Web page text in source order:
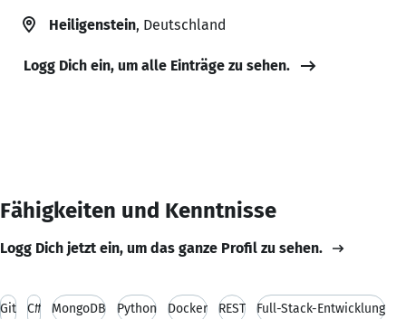
Heiligenstein, Deutschland
Logg Dich ein, um alle Einträge zu sehen.
Fähigkeiten und Kenntnisse
Logg Dich jetzt ein, um das ganze Profil zu sehen.
Git C# MongoDB Python Docker REST Full-Stack-Entwicklung